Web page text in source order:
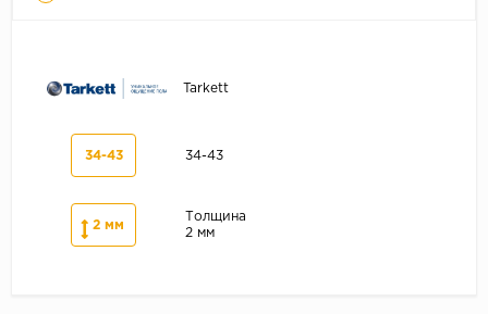
Tarkett
34-43 34-43
2 мм
Толщина
2 мм